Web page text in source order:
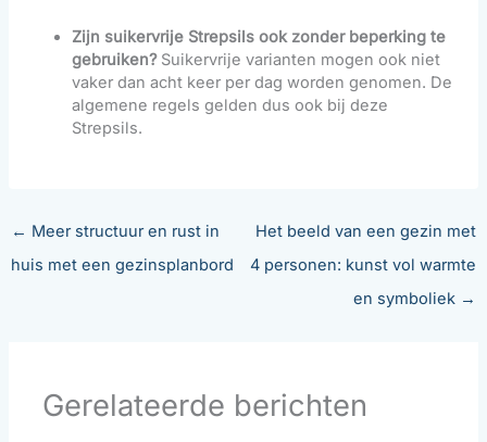
Zijn suikervrije Strepsils ook zonder beperking te
gebruiken?Suikervrije varianten mogen ook niet
vaker dan acht keer per dag worden genomen. De
algemene regels gelden dus ook bij deze
Strepsils.
← Meer structuur en rust in
huis met een gezinsplanbord
Het beeld van een gezin met
4 personen: kunst vol warmte
en symboliek →
Gerelateerde berichten